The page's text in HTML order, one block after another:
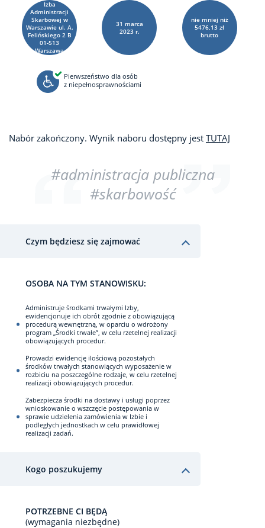
Izba
Administracji
Skarbowej w
Warszawie ul. A.
Felińskiego 2 B
01-513
Warszawa
31 marca
2023 r.
nie mniej niż
5476,13 zł
brutto
Pierwszeństwo dla osób
z niepełnosprawnościami
Nabór zakończony. Wynik naboru dostępny jest TUTAJ
#administracja publiczna
#skarbowość
Czym będziesz się zajmować
OSOBA NA TYM STANOWISKU:
Administruje środkami trwałymi Izby,
ewidencjonuje ich obrót zgodnie z obowiązującą
procedurą wewnętrzną, w oparciu o wdrożony
program „Środki trwałe”, w celu rzetelnej realizacji
obowiązujących procedur.
Prowadzi ewidencję ilościową pozostałych
środków trwałych stanowiących wyposażenie w
rozbiciu na poszczególne rodzaje, w celu rzetelnej
realizacji obowiązujących procedur.
Zabezpiecza środki na dostawy i usługi poprzez
wnioskowanie o wszczęcie postępowania w
sprawie udzielenia zamówienia w Izbie i
podległych jednostkach w celu prawidłowej
realizacji zadań.
Kogo poszukujemy
POTRZEBNE CI BĘDĄ
(wymagania niezbędne)